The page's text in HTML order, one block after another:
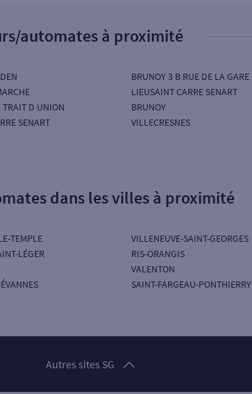
automates à proximité
TRAIT D UNION
SENART
BRUNOY 3 B RUE DE LA GARE
LIEUSAINT CARRE SENART
BRUNOY
VILLECRESNES
dans les villes à proximité
TEMPLE
LÉGER
VILLENEUVE-SAINT-GEORGES
RIS-ORANGIS
VALENTON
SAINT-FARGEAU-PONTHIERRY
Autres sites SG